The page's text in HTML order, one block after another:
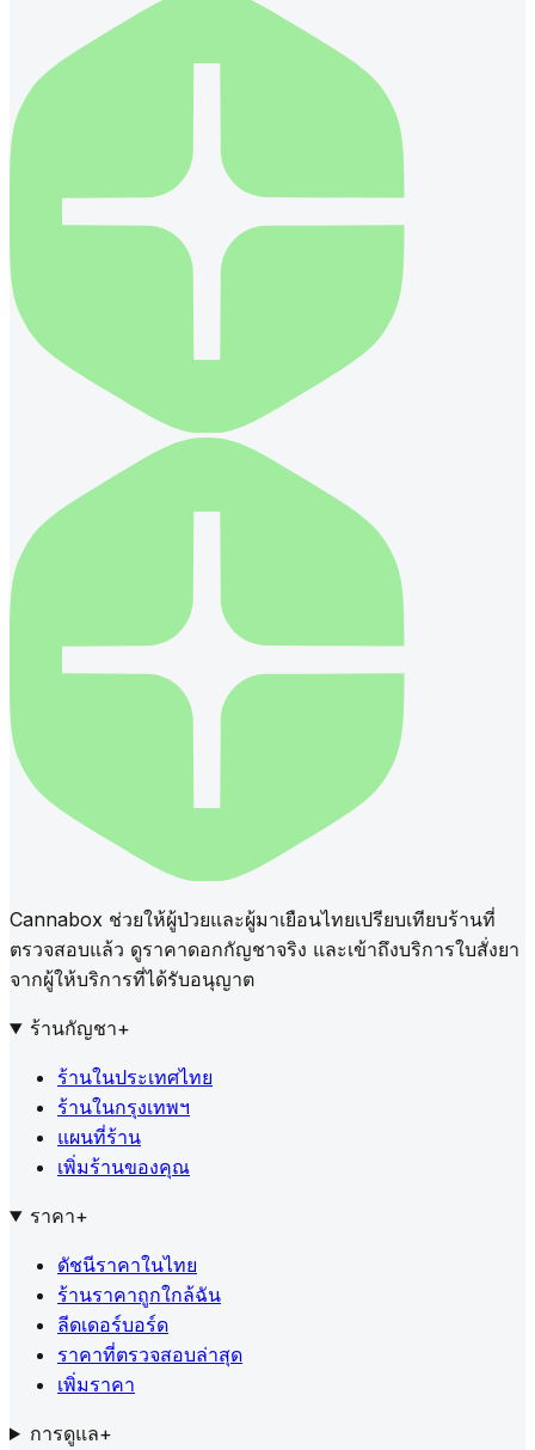
Cannabox ช่วยให้ผู้ป่วยและผู้มาเยือนไทยเปรียบเทียบร้านที่
ตรวจสอบแล้ว ดูราคาดอกกัญชาจริง และเข้าถึงบริการใบสั่งยา
จากผู้ให้บริการที่ได้รับอนุญาต
ร้านกัญชา+
ร้านในประเทศไทย
ร้านในกรุงเทพฯ
แผนที่ร้าน
เพิ่มร้านของคุณ
ราคา+
ดัชนีราคาในไทย
ร้านราคาถูกใกล้ฉัน
ลีดเดอร์บอร์ด
ราคาที่ตรวจสอบล่าสุด
เพิ่มราคา
การดูแล+